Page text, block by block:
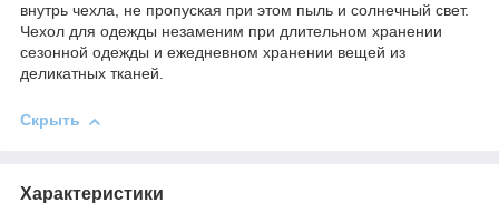
внутрь чехла, не пропуская при этом пыль и солнечный свет.
Чехол для одежды незаменим при длительном хранении
сезонной одежды и ежедневном хранении вещей из
деликатных тканей.
Скрыть
Характеристики